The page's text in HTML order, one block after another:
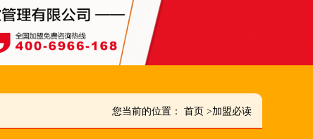
您当前的位置： 首页 >加盟必读